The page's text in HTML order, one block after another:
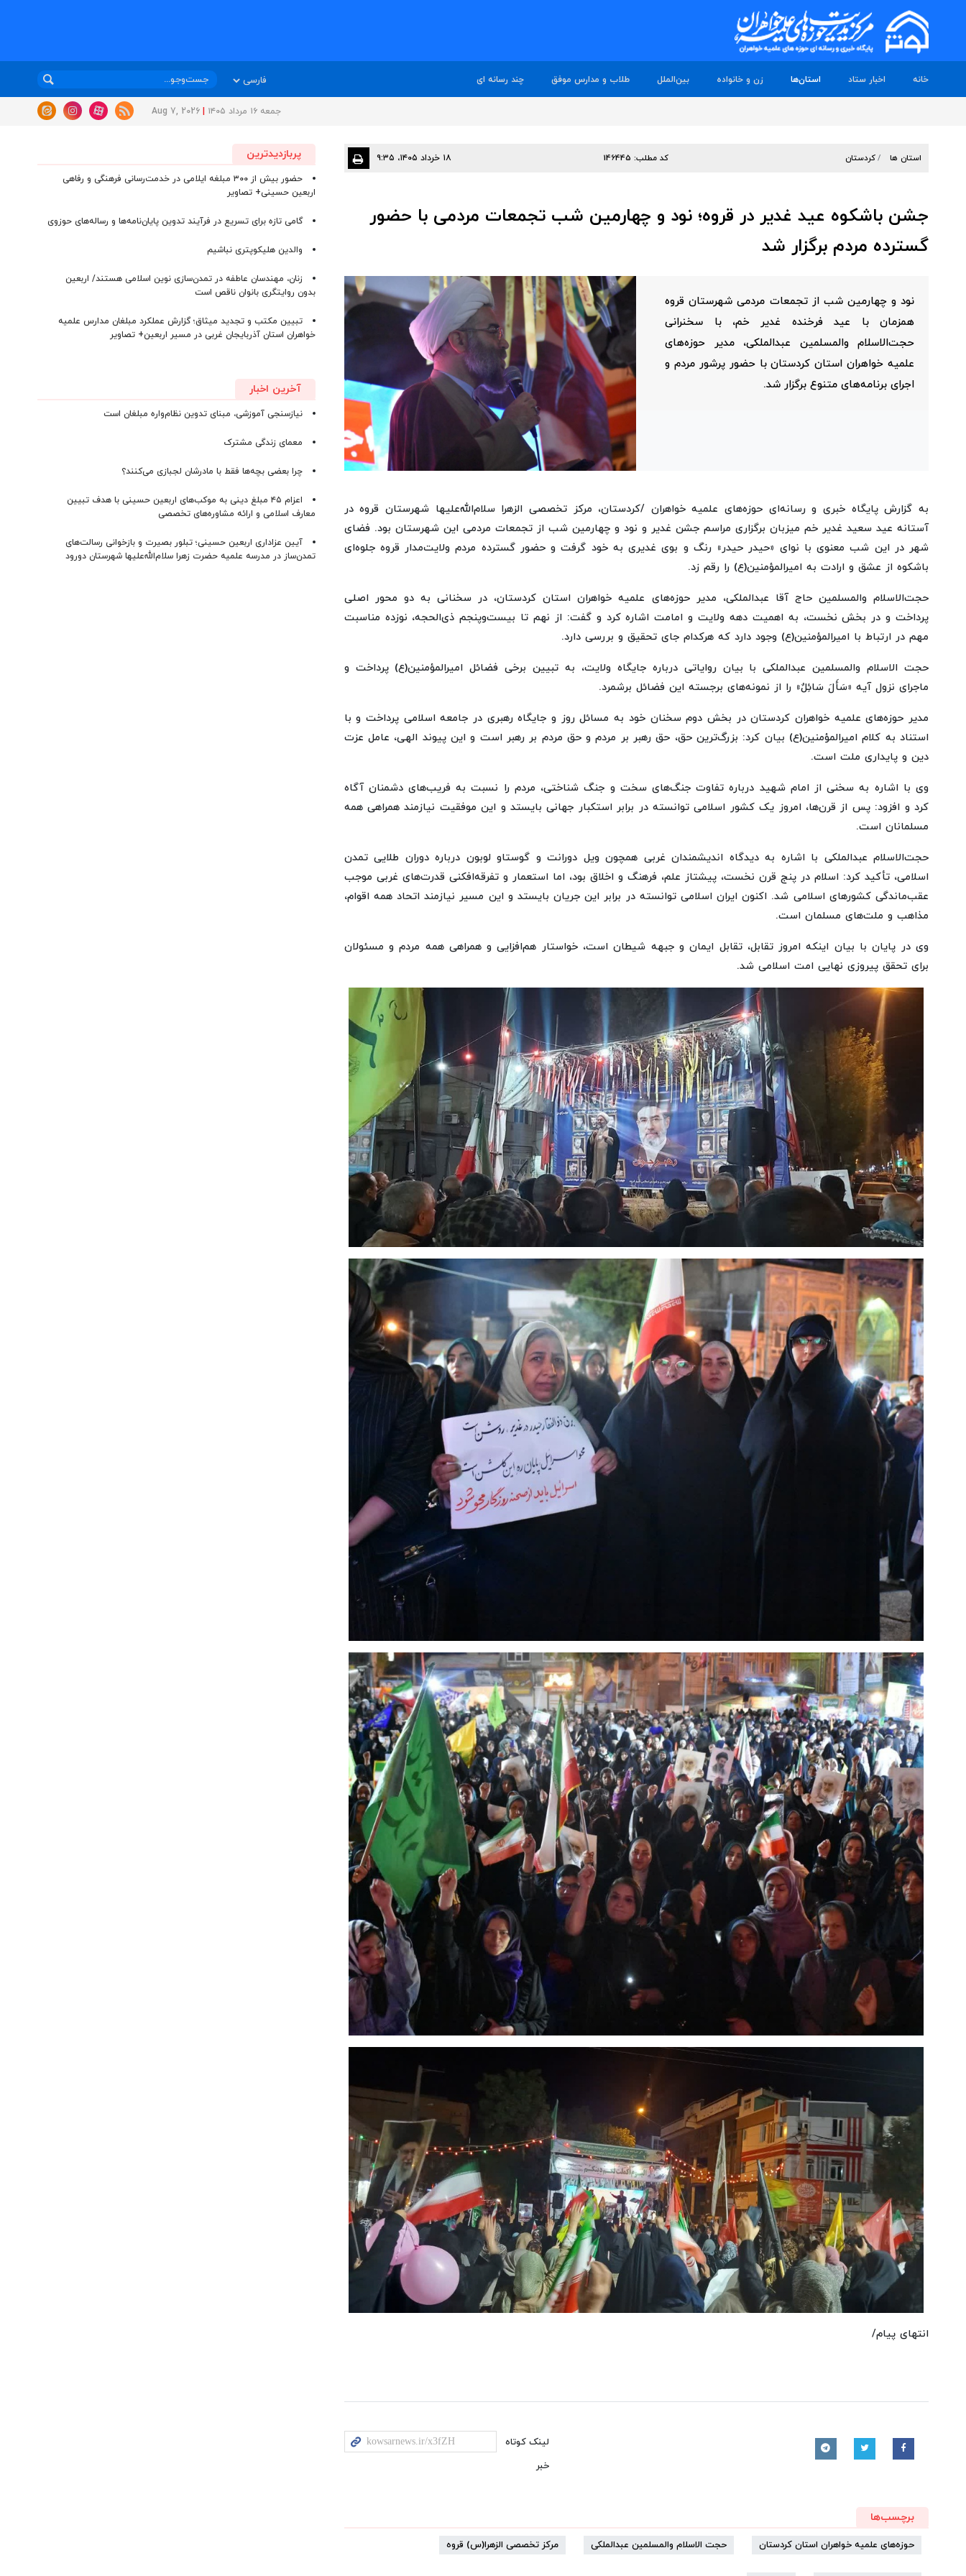
خانه اخبار ستاد استان‌ها زن و خانواده بین‌الملل طلاب و مدارس موفق چند رسانه ای
جمعه ۱۶ مرداد ۱۴۰۵ Aug 7, 2026
استان ها کردستان کد مطلب: 146445 ۱۸ خرداد ۱۴۰۵، ۹:۳۵
جشن باشکوه عید غدیر در قروه؛ نود و چهارمین شب تجمعات مردمی با حضور
گسترده مردم برگزار شد
نود و چهارمین شب از تجمعات مردمی شهرستان قروه
همزمان با عید فرخنده غدیر خم، با سخنرانی
حجت‌الاسلام والمسلمین عبدالملکی، مدیر حوزه‌های
علمیه خواهران استان کردستان با حضور پرشور مردم و
اجرای برنامه‌های متنوع برگزار شد.
به گزارش پایگاه خبری و رسانه‌ای حوزه‌های علمیه خواهران /کردستان، مرکز تخصصی الزهرا سلام‌الله‌علیها شهرستان قروه در
آستانه عید سعید غدیر خم میزبان برگزاری مراسم جشن غدیر و نود و چهارمین شب از تجمعات مردمی این شهرستان بود. فضای
شهر در این شب معنوی با نوای «حیدر حیدر» رنگ و بوی غدیری به خود گرفت و حضور گسترده مردم ولایت‌مدار قروه جلوه‌ای
باشکوه از عشق و ارادت به امیرالمؤمنین(ع) را رقم زد.
حجت‌الاسلام والمسلمین حاج آقا عبدالملکی، مدیر حوزه‌های علمیه خواهران استان کردستان، در سخنانی به دو محور اصلی
پرداخت و در بخش نخست، به اهمیت دهه ولایت و امامت اشاره کرد و گفت: از نهم تا بیست‌وپنجم ذی‌الحجه، نوزده مناسبت
مهم در ارتباط با امیرالمؤمنین(ع) وجود دارد که هرکدام جای تحقیق و بررسی دارد.
حجت الاسلام والمسلمین عبدالملکی با بیان روایاتی درباره جایگاه ولایت، به تبیین برخی فضائل امیرالمؤمنین(ع) پرداخت و
ماجرای نزول آیه «سَأَلَ سَائِلٌ» را از نمونه‌های برجسته این فضائل برشمرد.
مدیر حوزه‌های علمیه خواهران کردستان در بخش دوم سخنان خود به مسائل روز و جایگاه رهبری در جامعه اسلامی پرداخت و با
استناد به کلام امیرالمؤمنین(ع) بیان کرد: بزرگ‌ترین حق، حق رهبر بر مردم و حق مردم بر رهبر است و این پیوند الهی، عامل عزت
دین و پایداری ملت است.
وی با اشاره به سخنی از امام شهید درباره تفاوت جنگ‌های سخت و جنگ شناختی، مردم را نسبت به فریب‌های دشمنان آگاه
کرد و افزود: پس از قرن‌ها، امروز یک کشور اسلامی توانسته در برابر استکبار جهانی بایستد و این موفقیت نیازمند همراهی همه
مسلمانان است.
حجت‌الاسلام عبدالملکی با اشاره به دیدگاه اندیشمندان غربی همچون ویل دورانت و گوستاو لوبون درباره دوران طلایی تمدن
اسلامی، تأکید کرد: اسلام در پنج قرن نخست، پیشتاز علم، فرهنگ و اخلاق بود، اما استعمار و تفرقه‌افکنی قدرت‌های غربی موجب
عقب‌ماندگی کشورهای اسلامی شد. اکنون ایران اسلامی توانسته در برابر این جریان بایستد و این مسیر نیازمند اتحاد همه اقوام،
مذاهب و ملت‌های مسلمان است.
وی در پایان با بیان اینکه امروز تقابل، تقابل ایمان و جبهه شیطان است، خواستار هم‌افزایی و همراهی همه مردم و مسئولان
برای تحقق پیروزی نهایی امت اسلامی شد.
انتهای پیام/
لینک کوتاه
خبر
برچسب‌ها
حوزه‌های علمیه خواهران استان کردستان حجت الاسلام والمسلمین عبدالملکی مرکز تخصصی الزهرا(س) قروه
پربازدیدترین
حضور بیش از ۳۰۰ مبلغه ایلامی در خدمت‌رسانی فرهنگی و رفاهی
اربعین حسینی+ تصاویر
گامی تازه برای تسریع در فرآیند تدوین پایان‌نامه‌ها و رساله‌های حوزوی
والدین هلیکوپتری نباشیم
زنان، مهندسان عاطفه در تمدن‌سازی نوین اسلامی هستند/ اربعین
بدون روایتگری بانوان ناقص است
تبیین مکتب و تجدید میثاق؛ گزارش عملکرد مبلغان مدارس علمیه
خواهران استان آذربایجان‌ غربی در مسیر اربعین+ تصاویر
آخرین اخبار
نیازسنجی آموزشی، مبنای تدوین نظام‌واره مبلغان است
معمای زندگی مشترک
چرا بعضی بچه‌ها فقط با مادرشان لجبازی می‌کنند؟
اعزام ۴۵ مبلغ دینی به موکب‌های اربعین حسینی با هدف تبیین
معارف اسلامی و ارائه مشاوره‌های تخصصی
آیین عزاداری اربعین حسینی؛ تبلور بصیرت و بازخوانی رسالت‌های
تمدن‌ساز در مدرسه علمیه حضرت زهرا سلام‌الله‌علیها شهرستان دورود